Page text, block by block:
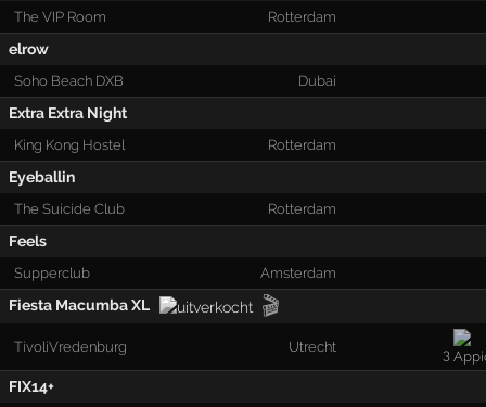
The VIP Room Rotterdam
elrow
Soho Beach DXB Dubai
Extra Extra Night
King Kong Hostel Rotterdam
Eyeballin
The Suicide Club Rotterdam
Feels
Supperclub Amsterdam
Fiesta Macumba XL 🎬
TivoliVredenburg Utrecht 3
FIX14+